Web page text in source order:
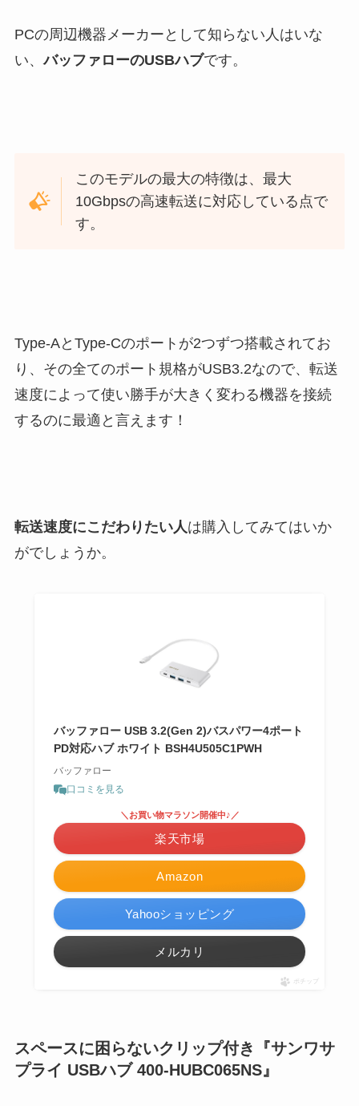
PCの周辺機器メーカーとして知らない人はいな
い、バッファローのUSBハブです。
このモデルの最大の特徴は、最大
10Gbpsの高速転送に対応している点で
す。
Type-AとType-Cのポートが2つずつ搭載されてお
り、その全てのポート規格がUSB3.2なので、転送
速度によって使い勝手が大きく変わる機器を接続
するのに最適と言えます！
転送速度にこだわりたい人 は購入してみてはいか
がでしょうか。
バッファロー USB 3.2(Gen 2)バスパワー4ポート
PD対応ハブ ホワイト BSH4U505C1PWH
バッファロー
口コミを見る
Amazon
＼お買い物マラソン開催中♪／
楽天市場
Yahooショッピング
メルカリ
ポチップ
スペースに困らないクリップ付き『サンワサ
プライ USBハブ 400-HUBC065NS』